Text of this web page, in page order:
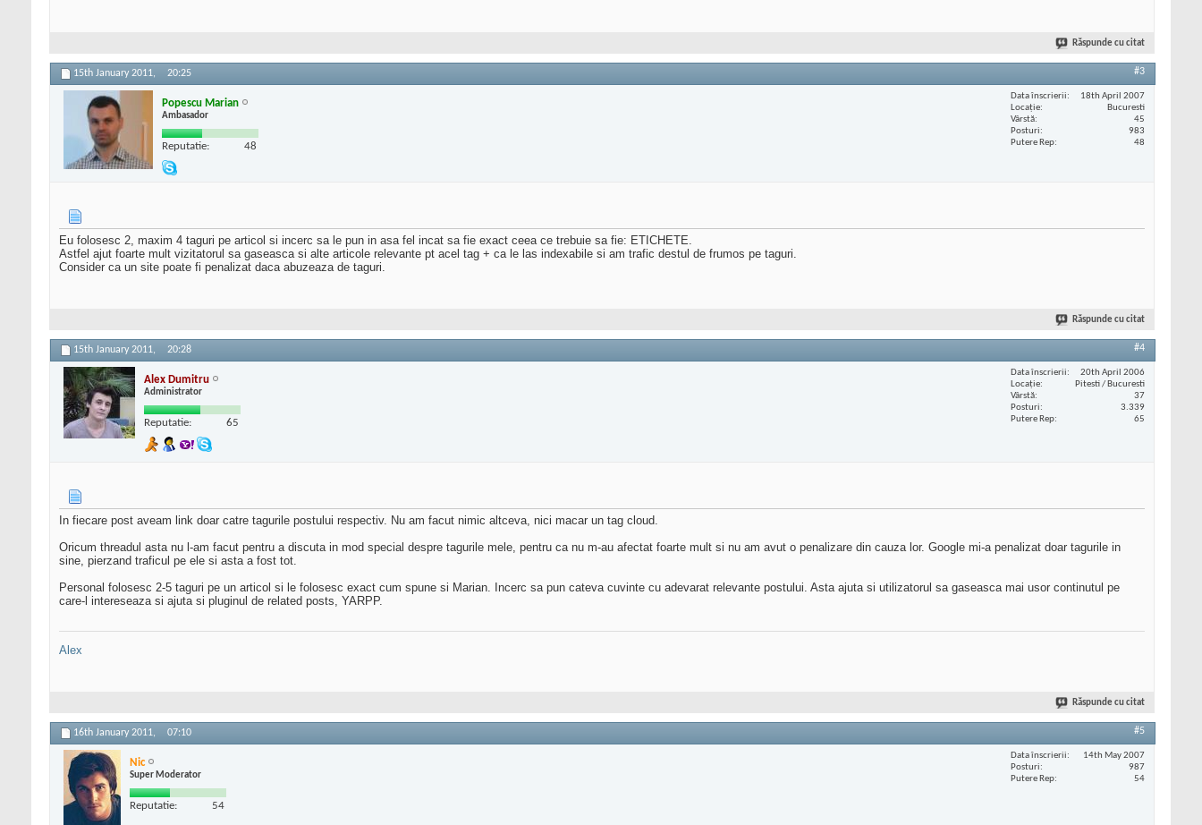
Răspunde cu citat
15th January 2011, 20:25 #3
Popescu Marian
Ambasador
Reputatie: 48
Data înscrierii
18th April 2007
Locaţie
Bucuresti
Vârstă
45
Posturi
983
Putere Rep
48
Eu folosesc 2, maxim 4 taguri pe articol si incerc sa le pun in asa fel incat sa fie exact ceea ce trebuie sa fie: ETICHETE.
Astfel ajut foarte mult vizitatorul sa gaseasca si alte articole relevante pt acel tag + ca le las indexabile si am trafic destul de frumos pe taguri.
Consider ca un site poate fi penalizat daca abuzeaza de taguri.
Răspunde cu citat
15th January 2011, 20:28 #4
Alex Dumitru
Administrator
Reputatie: 65
Data înscrierii
20th April 2006
Locaţie
Pitesti / Bucuresti
Vârstă
37
Posturi
3.339
Putere Rep
65
In fiecare post aveam link doar catre tagurile postului respectiv. Nu am facut nimic altceva, nici macar un tag cloud.
Oricum threadul asta nu l-am facut pentru a discuta in mod special despre tagurile mele, pentru ca nu m-au afectat foarte mult si nu am avut o penalizare din cauza lor. Google mi-a penalizat doar tagurile in
sine, pierzand traficul pe ele si asta a fost tot.
Personal folosesc 2-5 taguri pe un articol si le folosesc exact cum spune si Marian. Incerc sa pun cateva cuvinte cu adevarat relevante postului. Asta ajuta si utilizatorul sa gaseasca mai usor continutul pe
care-l intereseaza si ajuta si pluginul de related posts, YARPP.
Alex
Răspunde cu citat
16th January 2011, 07:10 #5
Nic
Super Moderator
Reputatie: 54
Data înscrierii
14th May 2007
Posturi
987
Putere Rep
54